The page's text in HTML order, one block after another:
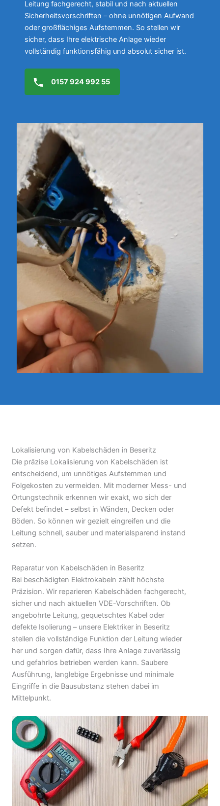
Leitung fachgerecht, stabil und nach aktuellen
Sicherheitsvorschriften – ohne unnötigen Aufwand
oder großflächiges Aufstemmen. So stellen wir
sicher, dass Ihre elektrische Anlage wieder
vollständig funktionsfähig und absolut sicher ist.
0157 924 992 55
Lokalisierung von Kabelschäden in Beseritz
Die präzise Lokalisierung von Kabelschäden ist
entscheidend, um unnötiges Aufstemmen und
Folgekosten zu vermeiden. Mit moderner Mess- und
Ortungstechnik erkennen wir exakt, wo sich der
Defekt befindet – selbst in Wänden, Decken oder
Böden. So können wir gezielt eingreifen und die
Leitung schnell, sauber und materialsparend instand
setzen.
Reparatur von Kabelschäden in Beseritz
Bei beschädigten Elektrokabeln zählt höchste
Präzision. Wir reparieren Kabelschäden fachgerecht,
sicher und nach aktuellen VDE-Vorschriften. Ob
angebohrte Leitung, gequetschtes Kabel oder
defekte Isolierung – unsere Elektriker in Beseritz
stellen die vollständige Funktion der Leitung wieder
her und sorgen dafür, dass Ihre Anlage zuverlässig
und gefahrlos betrieben werden kann. Saubere
Ausführung, langlebige Ergebnisse und minimale
Eingriffe in die Bausubstanz stehen dabei im
Mittelpunkt.